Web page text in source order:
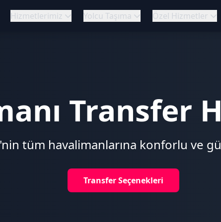
Hizmetlerimiz Yolcu Taşıma Özel Hizmetler
Transfer
tüm havalimanlarına konforlu ve
Transfer Seçenekleri